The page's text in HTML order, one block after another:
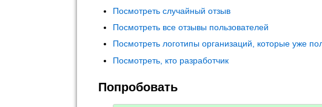
Посмотреть случайный отзыв
Посмотреть все отзывы пользователей
Посмотреть логотипы организаций, которые уже
Посмотреть, кто разработчик
Попробовать